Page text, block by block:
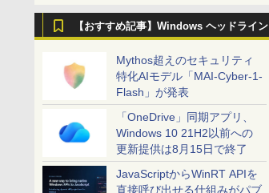
【おすすめ記事】Windows ヘッドライン
Mythos超えのセキュリティ
特化AIモデル「MAI-Cyber-1-
Flash」が発表
「OneDrive」同期アプリ、
Windows 10 21H2以前への
更新提供は8月15日で終了
JavaScriptからWinRT APIを
直接呼び出せる仕組みがパブ